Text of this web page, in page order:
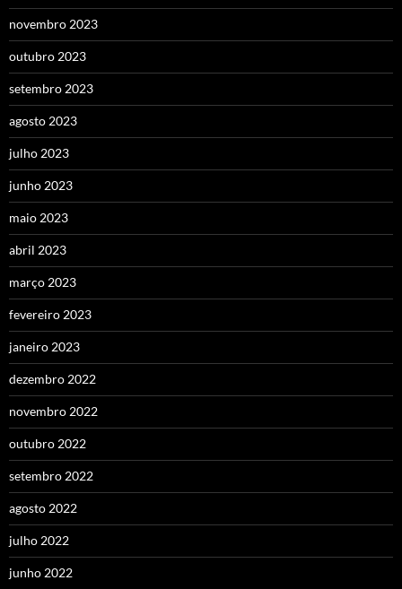
novembro 2023
outubro 2023
setembro 2023
agosto 2023
julho 2023
junho 2023
maio 2023
abril 2023
março 2023
fevereiro 2023
janeiro 2023
dezembro 2022
novembro 2022
outubro 2022
setembro 2022
agosto 2022
julho 2022
junho 2022